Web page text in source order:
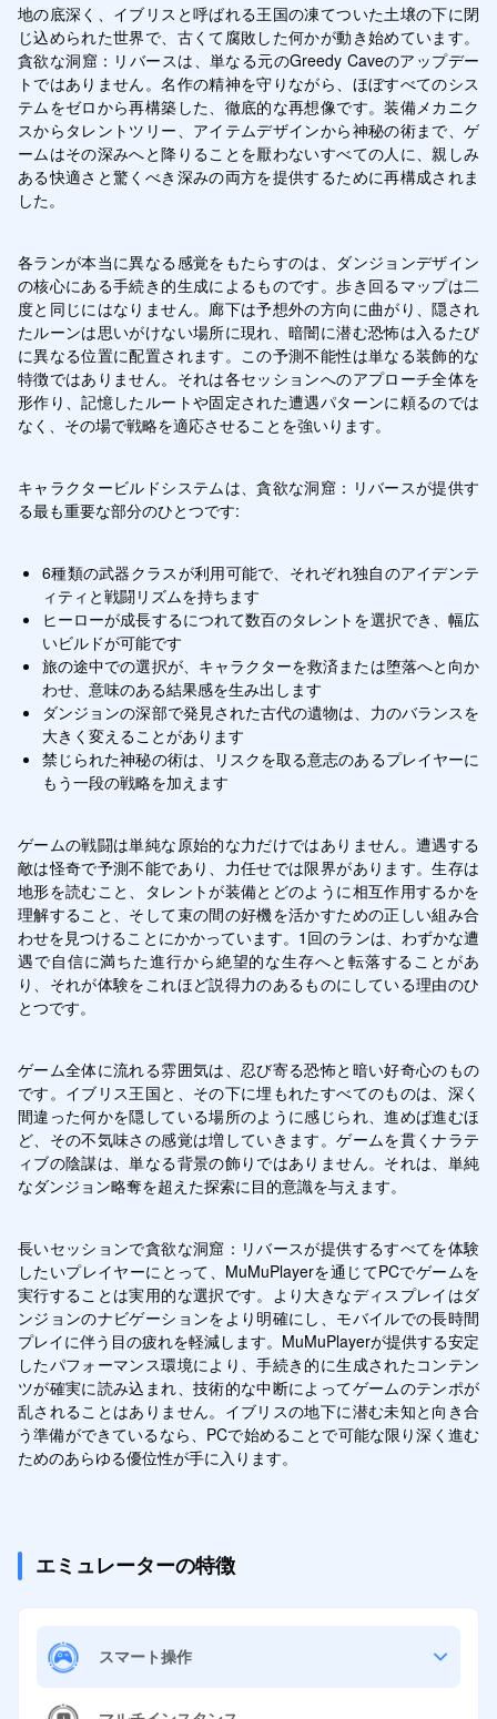
地の底深く、イブリスと呼ばれる王国の凍てついた土壌の下に閉
じ込められた世界で、古くて腐敗した何かが動き始めています。
貪欲な洞窟：リバースは、単なる元のGreedy Caveのアップデー
トではありません。名作の精神を守りながら、ほぼすべてのシス
テムをゼロから再構築した、徹底的な再想像です。装備メカニク
スからタレントツリー、アイテムデザインから神秘の術まで、ゲ
ームはその深みへと降りることを厭わないすべての人に、親しみ
ある快適さと驚くべき深みの両方を提供するために再構成されま
した。
各ランが本当に異なる感覚をもたらすのは、ダンジョンデザイン
の核心にある手続き的生成によるものです。歩き回るマップは二
度と同じにはなりません。廊下は予想外の方向に曲がり、隠され
たルーンは思いがけない場所に現れ、暗闇に潜む恐怖は入るたび
に異なる位置に配置されます。この予測不能性は単なる装飾的な
特徴ではありません。それは各セッションへのアプローチ全体を
形作り、記憶したルートや固定された遭遇パターンに頼るのでは
なく、その場で戦略を適応させることを強いります。
キャラクタービルドシステムは、貪欲な洞窟：リバースが提供す
る最も重要な部分のひとつです:
6種類の武器クラスが利用可能で、それぞれ独自のアイデンテ
ィティと戦闘リズムを持ちます
ヒーローが成長するにつれて数百のタレントを選択でき、幅広
いビルドが可能です
旅の途中での選択が、キャラクターを救済または堕落へと向か
わせ、意味のある結果感を生み出します
ダンジョンの深部で発見された古代の遺物は、力のバランスを
大きく変えることがあります
禁じられた神秘の術は、リスクを取る意志のあるプレイヤーに
もう一段の戦略を加えます
ゲームの戦闘は単純な原始的な力だけではありません。遭遇する
敵は怪奇で予測不能であり、力任せでは限界があります。生存は
地形を読むこと、タレントが装備とどのように相互作用するかを
理解すること、そして束の間の好機を活かすための正しい組み合
わせを見つけることにかかっています。1回のランは、わずかな遭
遇で自信に満ちた進行から絶望的な生存へと転落することがあ
り、それが体験をこれほど説得力のあるものにしている理由のひ
とつです。
ゲーム全体に流れる雰囲気は、忍び寄る恐怖と暗い好奇心のもの
です。イブリス王国と、その下に埋もれたすべてのものは、深く
間違った何かを隠している場所のように感じられ、進めば進むほ
ど、その不気味さの感覚は増していきます。ゲームを貫くナラテ
ィブの陰謀は、単なる背景の飾りではありません。それは、単純
なダンジョン略奪を超えた探索に目的意識を与えます。
長いセッションで貪欲な洞窟：リバースが提供するすべてを体験
したいプレイヤーにとって、MuMuPlayerを通じてPCでゲームを
実行することは実用的な選択です。より大きなディスプレイはダ
ンジョンのナビゲーションをより明確にし、モバイルでの長時間
プレイに伴う目の疲れを軽減します。MuMuPlayerが提供する安定
したパフォーマンス環境により、手続き的に生成されたコンテン
ツが確実に読み込まれ、技術的な中断によってゲームのテンポが
乱されることはありません。イブリスの地下に潜む未知と向き合
う準備ができているなら、PCで始めることで可能な限り深く進む
ためのあらゆる優位性が手に入ります。
エミュレーターの特徴
スマート操作